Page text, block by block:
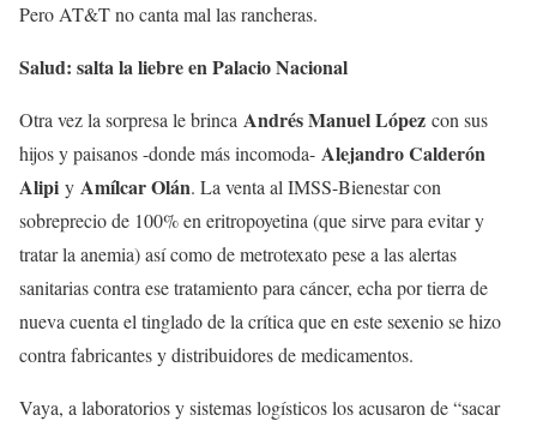
Pero AT&T no canta mal las rancheras.
Salud: salta la liebre en Palacio Nacional
Otra vez la sorpresa le brinca Andrés Manuel López con sus
hijos y paisanos -donde más incomoda- Alejandro Calderón
Alipi y Amílcar Olán. La venta al IMSS-Bienestar con
sobreprecio de 100% en eritropoyetina (que sirve para evitar y
tratar la anemia) así como de metrotexato pese a las alertas
sanitarias contra ese tratamiento para cáncer, echa por tierra de
nueva cuenta el tinglado de la crítica que en este sexenio se hizo
contra fabricantes y distribuidores de medicamentos.
Vaya, a laboratorios y sistemas logísticos los acusaron de “sacar